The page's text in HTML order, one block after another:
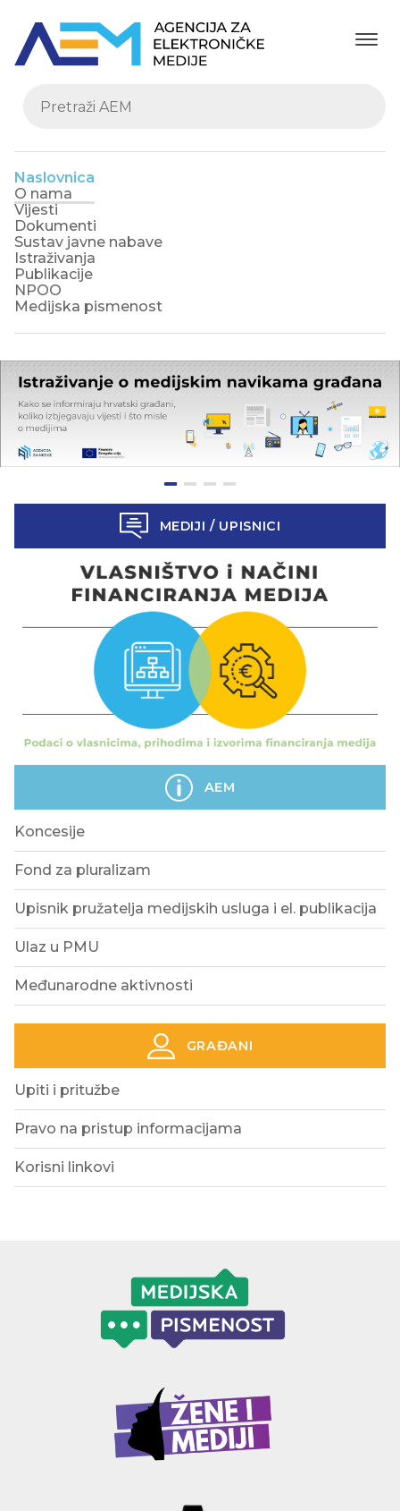
Naslovnica
O nama
Vijesti
Dokumenti
Sustav javne nabave
Istraživanja
Publikacije
NPOO
Medijska pismenost
MEDIJI / UPISNICI
AEM
Koncesije
Fond za pluralizam
Upisnik pružatelja medijskih usluga i el. publikacija
Ulaz u PMU
Međunarodne aktivnosti
GRAĐANI
Upiti i pritužbe
Pravo na pristup informacijama
Korisni linkovi